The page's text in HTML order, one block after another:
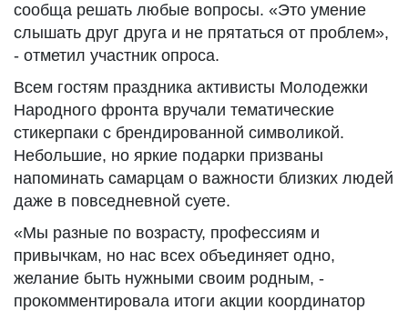
сообща решать любые вопросы. «Это умение
слышать друг друга и не прятаться от проблем»,
- отметил участник опроса.
Всем гостям праздника активисты Молодежки
Народного фронта вручали тематические
стикерпаки с брендированной символикой.
Небольшие, но яркие подарки призваны
напоминать самарцам о важности близких людей
даже в повседневной суете.
«Мы разные по возрасту, профессиям и
привычкам, но нас всех объединяет одно,
желание быть нужными своим родным, -
прокомментировала итоги акции координатор